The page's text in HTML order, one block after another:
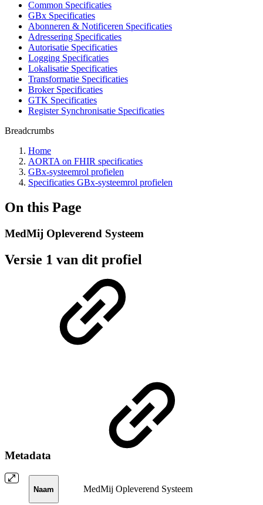
Common Specificaties
GBx Specificaties
Abonneren & Notificeren Specificaties
Adressering Specificaties
Autorisatie Specificaties
Logging Specificaties
Lokalisatie Specificaties
Transformatie Specificaties
Broker Specificaties
GTK Specificaties
Register Synchronisatie Specificaties
Breadcrumbs
Home
AORTA on FHIR specificaties
GBx-systeemrol profielen
Specificaties GBx-systeemrol profielen
On this Page
MedMij Opleverend Systeem
Versie 1 van dit profiel
Metadata
Naam MedMij Opleverend Systeem